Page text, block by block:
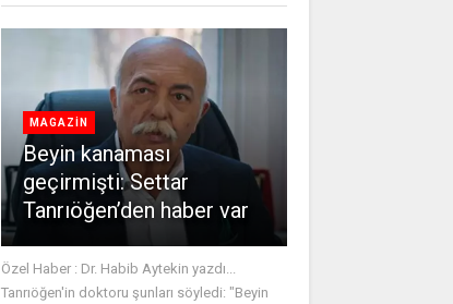
MAGAZİN
Beyin kanaması
geçirmişti: Settar
Tanrıöğen’den haber var
Özel Haber : Dr. Habib Aytekin yazdı...
Tanrıöğen'in doktoru şunları söyledi: "Beyin